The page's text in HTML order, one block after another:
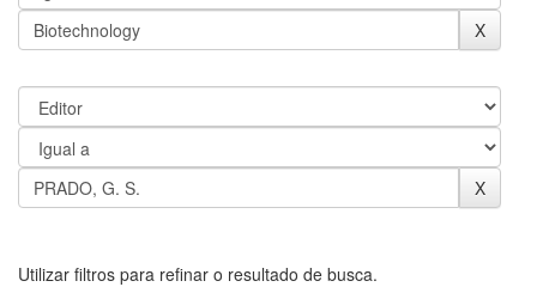
Utilizar filtros para refinar o resultado de busca.